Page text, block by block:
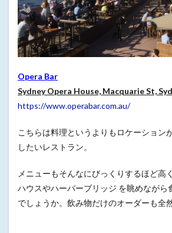
Opera Bar
Sydney Opera House, Macquarie St,
https://www.operabar.com.au/
こちらは料理というよりもロケーション
したいレストラン。
メニューもそんなにびっくりするほど高
ハウスやハーバーブリッジ を眺めながら
でしょうか。飲み物だけのオーダーも全